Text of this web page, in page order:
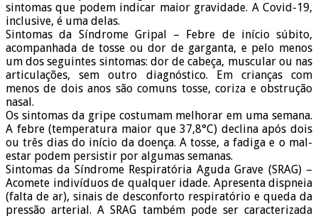
sintomas que podem indicar maior gravidade. A Covid-19,
inclusive, é uma delas.
Sintomas da Síndrome Gripal – Febre de início súbito,
acompanhada de tosse ou dor de garganta, e pelo menos
um dos seguintes sintomas: dor de cabeça, muscular ou nas
articulações, sem outro diagnóstico. Em crianças com
menos de dois anos são comuns tosse, coriza e obstrução
nasal.
Os sintomas da gripe costumam melhorar em uma semana.
A febre (temperatura maior que 37,8°C) declina após dois
ou três dias do início da doença. A tosse, a fadiga e o mal-
estar podem persistir por algumas semanas.
Sintomas da Síndrome Respiratória Aguda Grave (SRAG) –
Acomete indivíduos de qualquer idade. Apresenta dispneia
(falta de ar), sinais de desconforto respiratório e queda da
pressão arterial. A SRAG também pode ser caracterizada